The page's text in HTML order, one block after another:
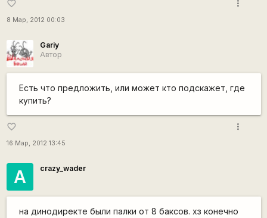
favorite_border
8 Мар, 2012 00:03
more_vert
Gariy
Автор
Есть что предложить, или может кто подскажет, где
купить?
favorite_border
16 Мар, 2012 13:45
more_vert
А crazy_wader
на динодиректе были палки от 8 баксов. хз конечно